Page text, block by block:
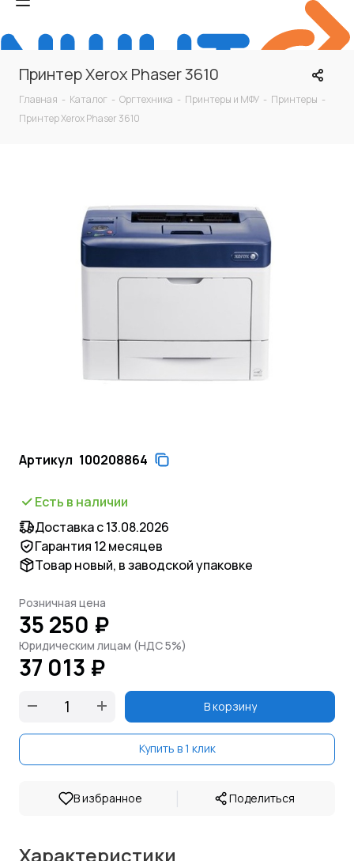
Принтер Xerox Phaser 3610
Главная - Каталог - Оргтехника - Принтеры и МФУ - Принтеры -
Принтер Xerox Phaser 3610
Артикул 100208864
Есть в наличии
Доставка с 13.08.2026
Гарантия 12 месяцев
Товар новый, в заводской упаковке
Розничная цена
35 250 ₽
Юридическим лицам (НДС 5%)
37 013 ₽
В корзину
Купить в 1 клик
В избранное | Поделиться
Характеристики